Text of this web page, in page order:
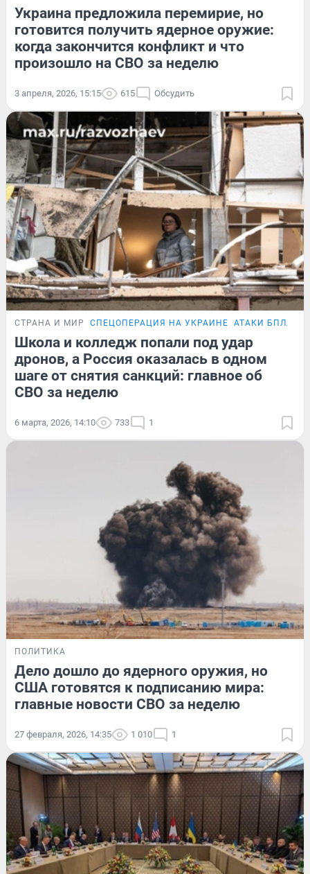
Украина предложила перемирие, но
готовится получить ядерное оружие:
когда закончится конфликт и что
произошло на СВО за неделю
3 апреля, 2026, 15:15 615 Обсудить
СТРАНА И МИР СПЕЦОПЕРАЦИЯ НА УКРАИНЕ АТАКИ БПЛА
Школа и колледж попали под удар
дронов, а Россия оказалась в одном
шаге от снятия санкций: главное об
СВО за неделю
6 марта, 2026, 14:10 733 1
ПОЛИТИКА
Дело дошло до ядерного оружия, но
США готовятся к подписанию мира:
главные новости СВО за неделю
27 февраля, 2026, 14:35 1 010 1